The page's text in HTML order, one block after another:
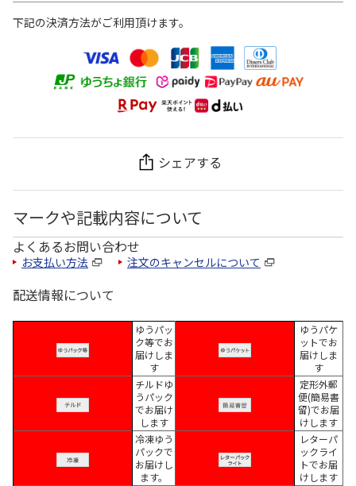
下記の決済方法がご利用頂けます。
シェアする
マークや記載内容について
よくあるお問い合わせ
お支払い方法 注文のキャンセルについて
配送情報について
ゆうパッ
ク等でお
届けしま
す
ゆうパケ
ットでお
届けしま
す
チルドゆ
うパック
でお届け
します
定形外郵
便(簡易書
留)でお届
けします
冷凍ゆう
パックで
お届けし
ます。
レターパ
ックライ
トでお届
けします